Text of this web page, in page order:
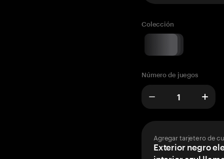
Colección
Número de juegos
Agregar tarjetero de
Exterior negro